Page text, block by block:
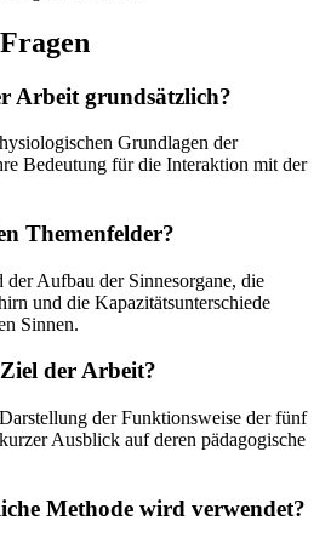
Arbeit grundsätzlich?
Grundlagen der
Bedeutung für die Interaktion mit der
Themenfelder?
Aufbau der Sinnesorgane, die
und die Kapazitätsunterschiede
Sinnen.
der Arbeit?
der Funktionsweise der fünf
Ausblick auf deren pädagogische
Methode wird verwendet?